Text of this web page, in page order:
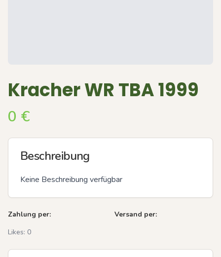
Kracher WR TBA 1999
0 €
Beschreibung
Keine Beschreibung verfügbar
Zahlung per:
Versand per:
Likes: 0